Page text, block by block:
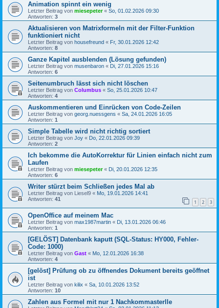
Animation spinnt ein wenig
Letzter Beitrag von miesepeter« So, 01.02.2026 09:30
Antworten: 3
Aktualisieren von Matrixformeln mit der Filter-Funktion
funktioniert nicht
Letzter Beitrag von housefreund « Fr, 30.01.2026 12:42
Antworten: 8
Ganze Kapitel ausblenden (Lösung gefunden)
Letzter Beitrag von musenbaron « Di, 27.01.2026 15:16
Antworten: 6
Seitenumbruch lässt sich nicht löschen
Letzter Beitrag von Columbus « So, 25.01.2026 10:47
Antworten: 4
Auskommentieren und Einrücken von Code-Zeilen
Letzter Beitrag von georg.nuessgens « Sa, 24.01.2026 16:05
Antworten: 1
Simple Tabelle wird nicht richtig sortiert
Letzter Beitrag von Joy « Do, 22.01.2026 09:39
Antworten: 2
Ich bekomme die AutoKorrektur für Linien einfach nicht zum
Laufen
Letzter Beitrag von miesepeter« Di, 20.01.2026 12:35
Antworten: 6
Writer stürzt beim Schließen jedes Mal ab
Letzter Beitrag von Liesel9 « Mo, 19.01.2026 14:41
Antworten: 41 1 2 3
OpenOffice auf meinem Mac
Letzter Beitrag von max1987martin « Di, 13.01.2026 06:46
Antworten: 1
[GELÖST] Datenbank kaputt (SQL-Status: HY000, Fehler-
Code: 1000)
Letzter Beitrag von Gast « Mo, 12.01.2026 16:38
Antworten: 4
[gelöst] Prüfung ob zu öffnendes Dokument bereits geöffnet
ist
Letzter Beitrag von kilix « Sa, 10.01.2026 13:52
Antworten: 10
Zahlen aus Formel mit nur 1 Nachkommasterlle